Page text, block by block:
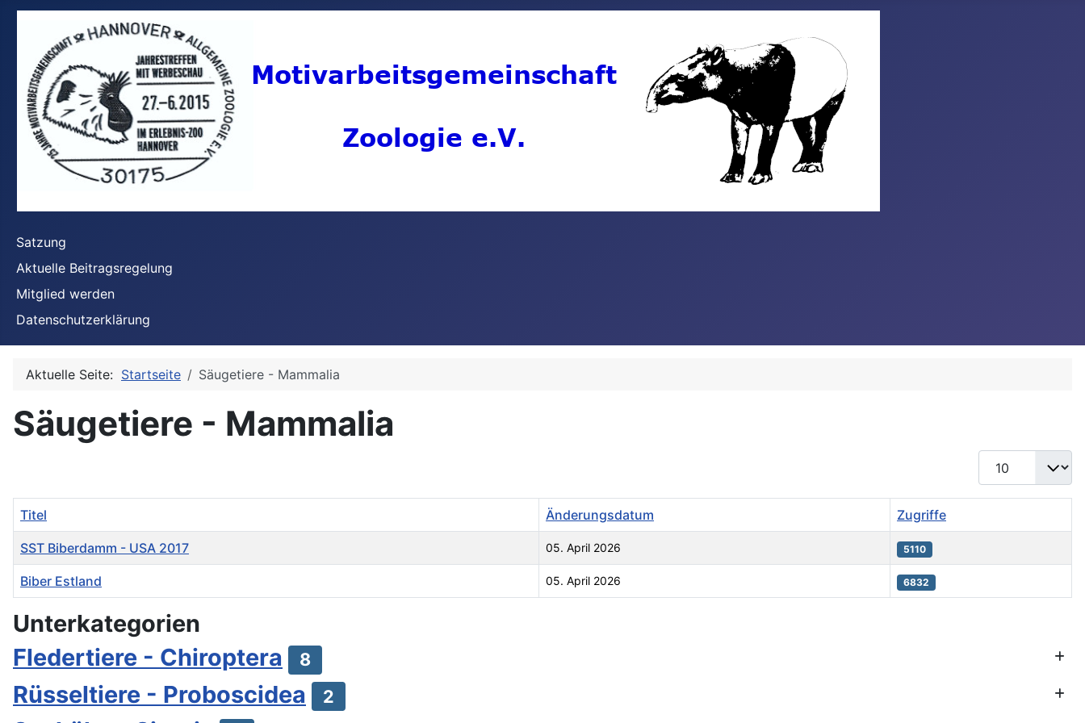
Satzung
Aktuelle Beitragsregelung
Mitglied werden
Datenschutzerklärung
Aktuelle Seite: Startseite Säugetiere - Mammalia
Säugetiere - Mammalia
Anzeige #
Titel Änderungsdatum Zugriffe
SST Biberdamm - USA 2017 05. April 2026 5110
Biber Estland 05. April 2026 6832
Unterkategorien
Fledertiere - Chiroptera
8
Rüsseltiere - Proboscidea 2